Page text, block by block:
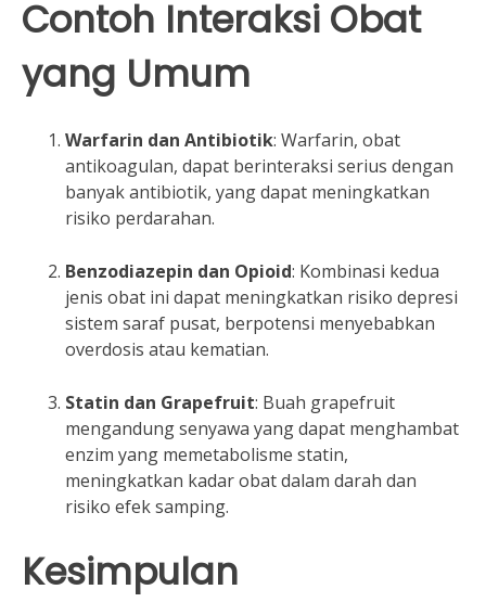
Contoh Interaksi Obat
yang Umum
Warfarin dan Antibiotik: Warfarin, obat
antikoagulan, dapat berinteraksi serius dengan
banyak antibiotik, yang dapat meningkatkan
risiko perdarahan.
Benzodiazepin dan Opioid: Kombinasi kedua
jenis obat ini dapat meningkatkan risiko depresi
sistem saraf pusat, berpotensi menyebabkan
overdosis atau kematian.
Statin dan Grapefruit: Buah grapefruit
mengandung senyawa yang dapat menghambat
enzim yang memetabolisme statin,
meningkatkan kadar obat dalam darah dan
risiko efek samping.
Kesimpulan